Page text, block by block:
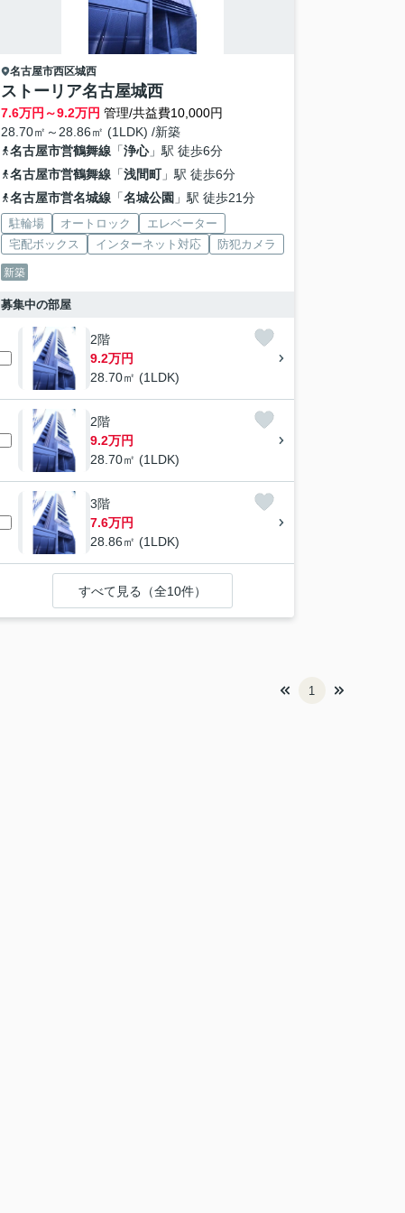
名古屋市西区城西
ストーリア名古屋城西
7.6万円～9.2万円 管理/共益費10,000円
28.70㎡～28.86㎡ (1LDK) /新築
名古屋市営鶴舞線「浄心」駅 徒歩6分
名古屋市営鶴舞線「浅間町」駅 徒歩6分
名古屋市営名城線「名城公園 」駅 徒歩21分
駐輪場 オートロック
エレベーター
宅配ボックス
インターネット対応 防犯カメラ
新築
募集中の部屋
2階
9.2万円
28.70㎡ (1LDK)
2階
9.2万円
28.70㎡ (1LDK)
3階
7.6万円
28.86㎡ (1LDK)
すべて見る（全10件）
1